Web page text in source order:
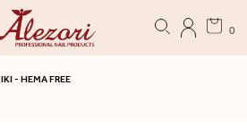
0
- HEMA FREE